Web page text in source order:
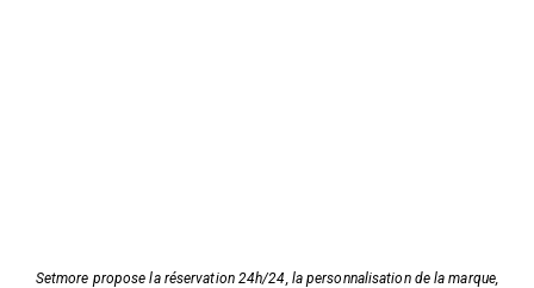
Setmore propose la réservation 24h/24, la personnalisation de la marque,